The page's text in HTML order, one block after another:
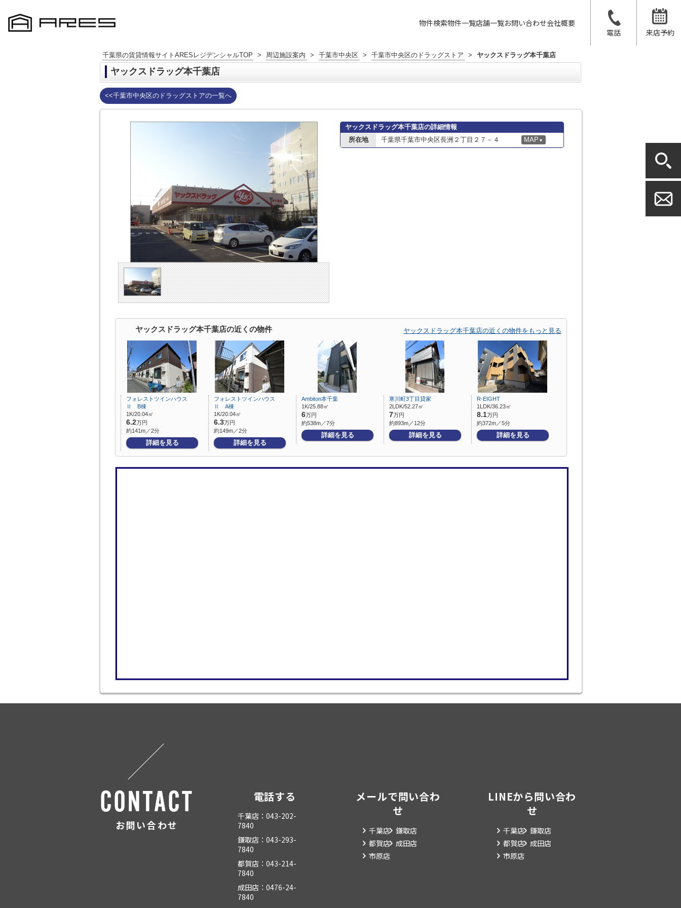
物件検索物件一覧店舗一覧お問い合わせ会社概要
電話
来店予約
千葉県の賃貸情報サイトARESレジデンシャルTOP > 周辺施設案内 > 千葉市中央区 > 千葉市中央区のドラッグストア > ヤックスドラッグ本千葉店
ヤックスドラッグ本千葉店
<<千葉市中央区のドラッグストアの一覧へ
ヤックスドラッグ本千葉店の詳細情報
所在地
千葉県千葉市中央区長洲２丁目２７－４ MAP ▼
ヤックスドラッグ本千葉店の近くの物件 ヤックスドラッグ本千葉店の近くの物件をもっと見る
フォレストツインハウス
Ⅱ B棟
1K/20.04㎡
6.2万円
約141m／2分
詳細を見る
フォレストツインハウス
Ⅱ A棟
1K/20.04㎡
6.3万円
約149m／2分
詳細を見る
Ambiton本千葉
1K/25.88㎡
6万円
約538m／7分
詳細を見る
寒川町3丁目貸家
2LDK/52.27㎡
7万円
約893m／12分
詳細を見る
R-EIGHT
1LDK/36.23㎡
8.1万円
約372m／5分
詳細を見る
お問い合わせ
電話する
千葉店：043-202-
7840
鎌取店：043-293-
7840
都賀店：043-214-
7840
成田店：0476-24-
7840
メールで問い合わ
せ
千葉店 鎌取店
都賀店 成田店
市原店
LINEから問い合わ
せ
千葉店 鎌取店
都賀店
成田店
市原店